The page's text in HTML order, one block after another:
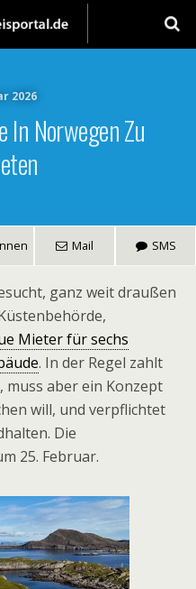
2026
In Norwegen Zu
Mail SMS
ganz weit draußen
Mieter für sechs
. In der Regel zahlt
muss aber ein Konzept
will, und verpflichtet
Die
25. Februar.